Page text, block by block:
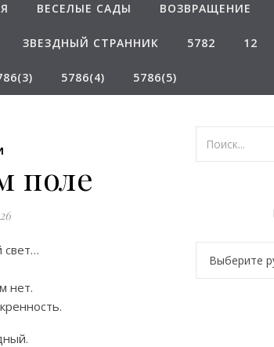
ВЕСЕЛЫЕ САДЫ ВОЗВРАЩЕНИЕ
ЗВЕЗДНЫЙ СТРАННИК 5782 12
5786(4) 5786(5)
поле
свет…
нет.